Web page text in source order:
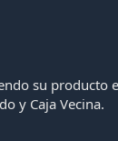
su producto
y Caja Vecina.